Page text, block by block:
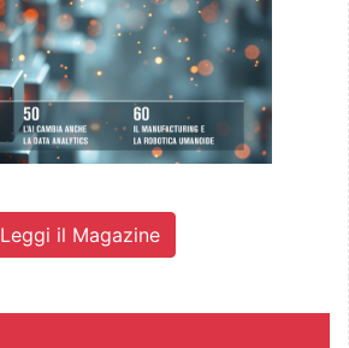
Leggi il Magazine